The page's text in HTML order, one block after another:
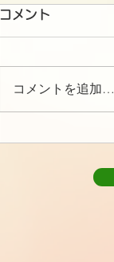
コメント
コメントを追加…